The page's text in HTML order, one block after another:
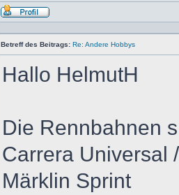
Profil
Betreff des Beitrags: Re: Andere Hobbys
Hallo HelmutH
Die Rennbahnen
Carrera Universal
Märklin Sprint